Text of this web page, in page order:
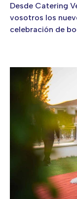
Desde Catering
vosotros los
celebración de